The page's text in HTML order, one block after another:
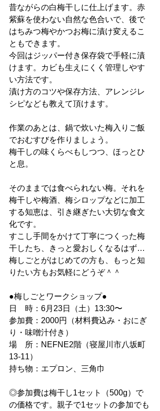
昔ながらの白梅干しに仕上げます。赤
紫蘇を使わない自然な色合いで、後で
はちみつ梅やかつお梅に漬け変えるこ
ともできます。
今回はジッパー付き保存袋で手軽に漬
けます。カビも生えにくく管理しやす
い方法です。
漬け方のコツや保存方法、アレンジレ
シピなども教えて頂けます。
作業のあとは、鍋で炊いた梅入りご飯
でおむすびを作りましょう。
梅干しの味くらべもしつつ、ほっとひ
と息。
そのままでは食べられない梅。それを
梅干しや梅酒、梅シロップなどに加工
する知恵は、引き継ぎたい大切な食文
化です。
すこし手間をかけて丁寧につくった梅
干したち、きっと愛おしくなるはず…
梅しごとがはじめての方も、もっと知
りたい方もお気軽にどうぞ＾＾
●梅しごとワークショップ●
日　時：6月23日（土）13:30〜
参加費：2000円（材料費込み・おにぎ
り・味噌汁付き）
場　所：NEFNE2階（寝屋川市八坂町
13-11）
持ち物：エプロン、三角巾
◎参加費は梅干し1セット（500g）で
の価格です。親子で1セットの参加でも